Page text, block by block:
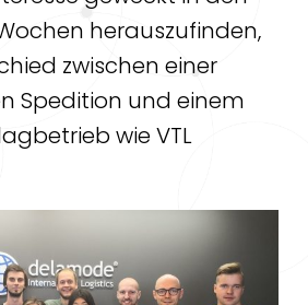
herauszufinden,
zwischen einer
Spedition und einem
wie VTL